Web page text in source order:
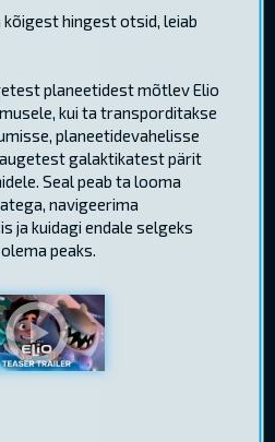
kõigest hingest otsid, leiab
planeetidest mõtlev Elio
kui ta transporditakse
planeetidevahelisse
galaktikatest pärit
Seal peab ta looma
navigeerima
ja kuidagi endale selgeks
peaks.